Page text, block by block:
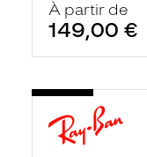
À partir de
149,00 €